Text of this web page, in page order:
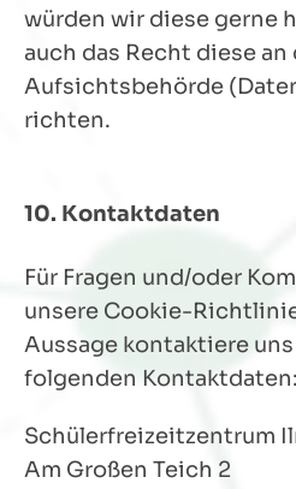
würden wir diese gerne
auch das Recht diese an
Aufsichtsbehörde
richten.
10. Kontaktdaten
Für Fragen und/oder
unsere Cookie-
Aussage kontaktiere
folgenden Kontaktdaten:
Schülerfreizeitzentrum
Am Großen Teich 2